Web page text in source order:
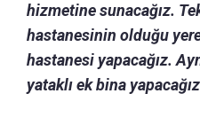
hizmetine sunacağız.
hastanesinin olduğu
hastanesi yapacağız.
yataklı ek bina